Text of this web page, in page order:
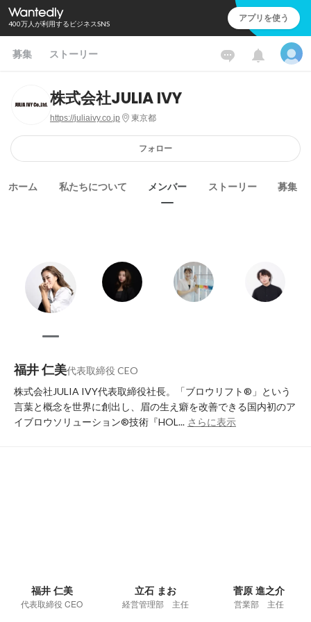
400万人が利用するビジネスSNS アプリを使う
募集 ストーリー
株式会社JULIA IVY
https://juliaivy.co.jp 東京都
フォロー
ホーム 私たちについて メンバー ストーリー 募集
福井 仁美代表取締役 CEO
株式会社JULIA IVY代表取締役社長。「ブロウリフト®」という
言葉と概念を世界に創出し、眉の生え癖を改善できる国内初のア
イブロウソリューション®技術『HOL... さらに表示
福井 仁美
代表取締役 CEO
立石 まお
経営管理部 主任
菅原 進之介
営業部 主任